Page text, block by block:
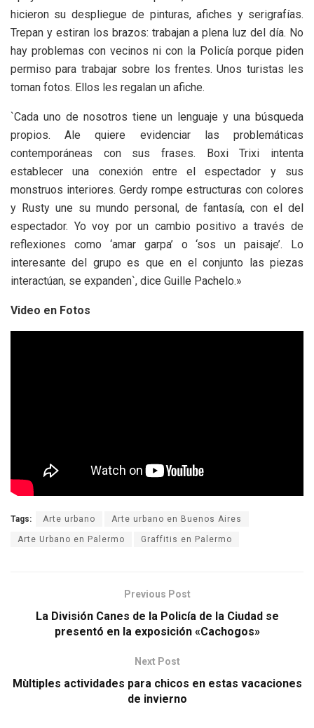
hicieron su despliegue de pinturas, afiches y serigrafías.
Trepan y estiran los brazos: trabajan a plena luz del día. No
hay problemas con vecinos ni con la Policía porque piden
permiso para trabajar sobre los frentes. Unos turistas les
toman fotos. Ellos les regalan un afiche.
`Cada uno de nosotros tiene un lenguaje y una búsqueda
propios. Ale quiere evidenciar las problemáticas
contemporáneas con sus frases. Boxi Trixi intenta
establecer una conexión entre el espectador y sus
monstruos interiores. Gerdy rompe estructuras con colores
y Rusty une su mundo personal, de fantasía, con el del
espectador. Yo voy por un cambio positivo a través de
reflexiones como ‘amar garpa’ o ‘sos un paisaje’. Lo
interesante del grupo es que en el conjunto las piezas
interactúan, se expanden`, dice Guille Pachelo.»
Video en Fotos
Tags: Arte urbano Arte urbano en Buenos Aires
Arte Urbano en Palermo Graffitis en Palermo
Previous Post
La División Canes de la Policía de la Ciudad se
presentó en la exposición «Cachogos»
Next Post
Mùltiples actividades para chicos en estas vacaciones
de invierno